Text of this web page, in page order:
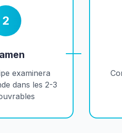
2
examinera
dans les 2-3